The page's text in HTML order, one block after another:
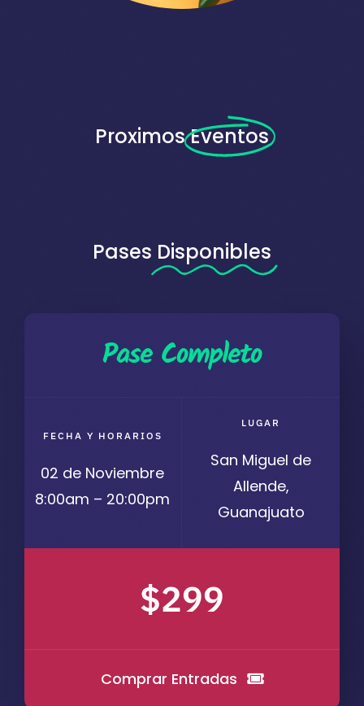
ProximosEventos
Pases Disponibles
Pase Completo
FECHA Y HORARIOS
02 de Noviembre
8:00am – 20:00pm
LUGAR
San Miguel de
Allende,
Guanajuato
$299
Comprar Entradas